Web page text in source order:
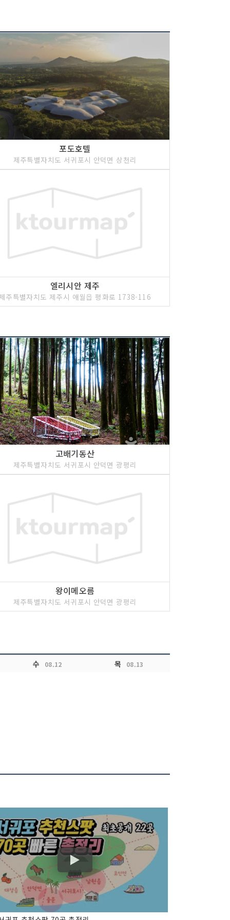
포도호텔
제주특별자치도 서귀포시 안덕면 상천리
엘리시안 제주
주특별자치도 제주시 애월읍 평화로 1738-116
고배기동산
제주특별자치도 서귀포시 안덕면 광평리
왕이메오름
제주특별자치도 서귀포시 안덕면 광평리
수 08.12 목 08.13